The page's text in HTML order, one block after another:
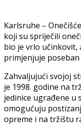
Karlsruhe –
koji su spriječili
bio je vrlo učinkovit,
primjenjuje
Zahvaljujući svojoj
je 1998. godine na
jedinice ugrađene u
omogućuju
opreme i na tržištu